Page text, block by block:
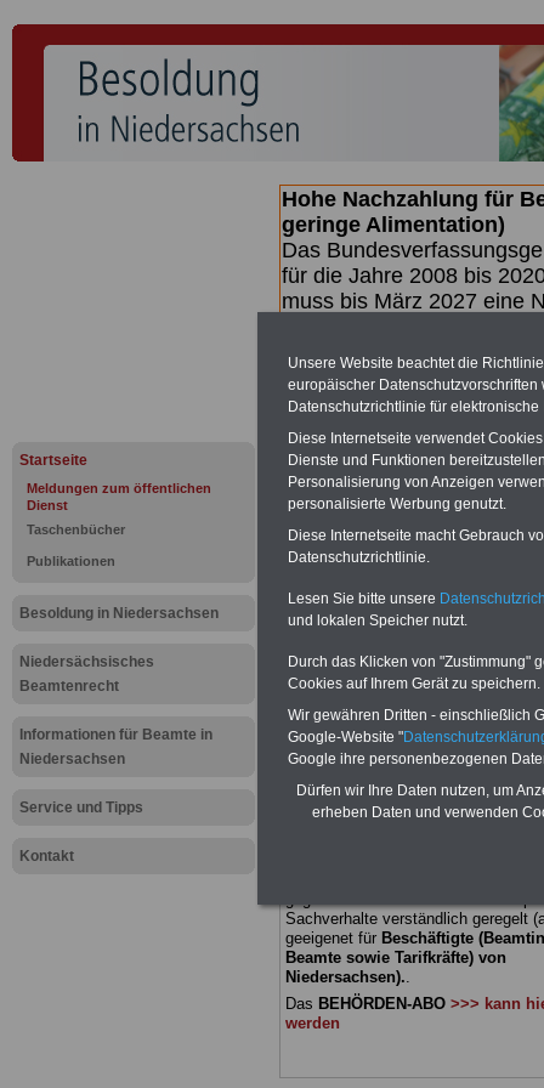
Startseite
Meldungen zum öffentlichen
Dienst
Taschenbücher
Publikationen
Besoldung in Niedersachsen
Niedersächsisches
Beamtenrecht
Informationen für Beamte in
Niedersachsen
Service und Tipps
Kontakt
Hohe Nachzahlung für
geringe Alimentation)
Das
für die Jahre 2008 bis
muss bis März 2027 eine
(Beamte &
geben (Medienberichten
mind.3.000 und 13.000
hierzu eine Broschüre
des Gesetzentwurfs der
(wahrscheinlich im
Broschüre.
Meldung
BEHÖRDEN-ABO
mit 3 Ratgebern
22,50 Euro: Wissenswertes für
Sachverhalte verständlich geregelt
geeigenet für Beschäftigte
Beamte sowie Tarifkräfte) von
Niedersachsen)..
Das BEHÖRDEN-ABO >>> kann
werden
Unsere Website beachtet die
europäischer
Datenschutzrichtlinie für
Diese Internetseite verwendet
Dienste und Funktionen
Personalisierung von Anzeigen
personalisierte Werbung genutzt.
Diese Internetseite macht Gebrauch
Datenschutzrichtlinie.
Lesen Sie bitte unsere
und lokalen Speicher nutzt.
Durch das Klicken von "Zustimmung"
Cookies auf Ihrem Gerät zu speichern.
Wir gewähren Dritten - einschließlich
Google-Website "
Google ihre personenbezogenen
Dürfen wir Ihre Daten nutzen, um
erheben Daten und verwenden